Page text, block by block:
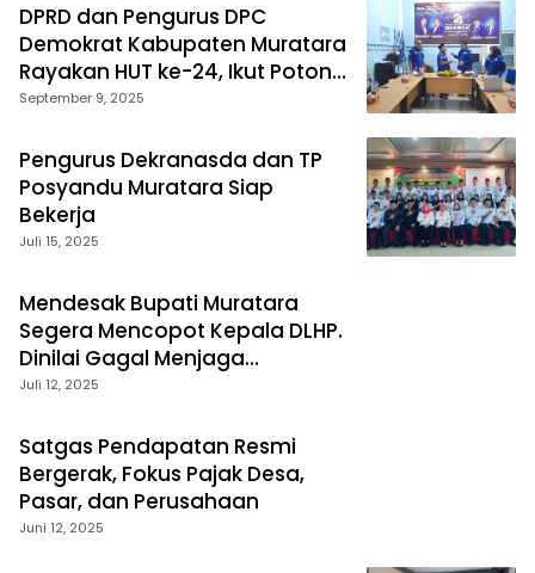
DPRD dan Pengurus DPC
Demokrat Kabupaten Muratara
Rayakan HUT ke-24, Ikut Potong
Tumpeng
September 9, 2025
Pengurus Dekranasda dan TP
Posyandu Muratara Siap
Bekerja
Juli 15, 2025
Mendesak Bupati Muratara
Segera Mencopot Kepala DLHP.
Dinilai Gagal Menjaga
Kelestarian Lingkungan
Juli 12, 2025
Satgas Pendapatan Resmi
Bergerak, Fokus Pajak Desa,
Pasar, dan Perusahaan
Juni 12, 2025